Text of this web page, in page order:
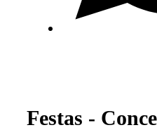
Festas -